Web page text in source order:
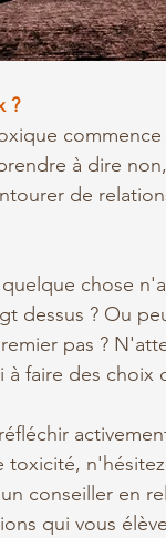
?
à dire
de
chose
dessus ? Ou
pas ?
faire des
conseiller en
qui vous